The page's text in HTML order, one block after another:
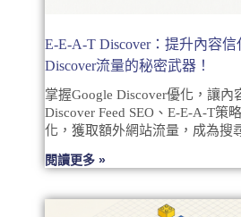
E-E-A-T Discover：提升內容
Discover流量的秘密武器！
掌握Google Discover優化，讓內
Discover Feed SEO、E-E-A-T策
化，獲取額外網站流量，成為搜
閱讀更多 »